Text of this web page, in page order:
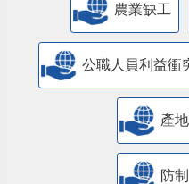
農業缺工
公職人員利益衝
產
防